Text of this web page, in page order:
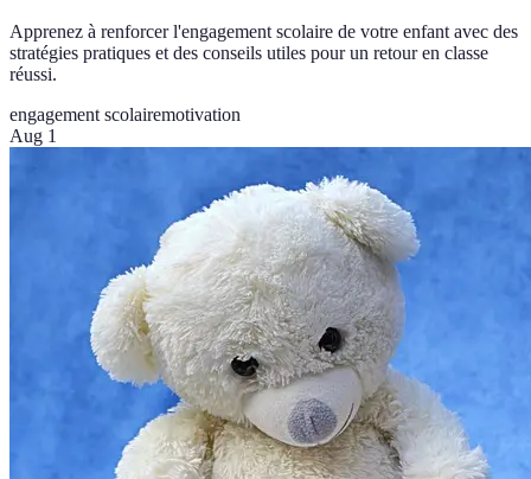
Apprenez à renforcer l'engagement scolaire de votre enfant avec des
stratégies pratiques et des conseils utiles pour un retour en classe
réussi.
engagement scolairemotivation
Aug 1